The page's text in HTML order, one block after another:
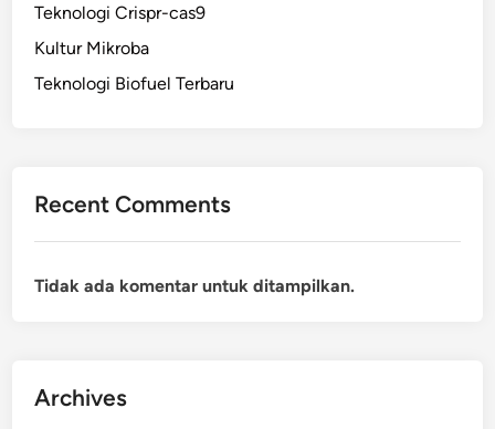
Teknologi Crispr-cas9
Kultur Mikroba
Teknologi Biofuel Terbaru
Recent Comments
Tidak ada komentar untuk ditampilkan.
Archives